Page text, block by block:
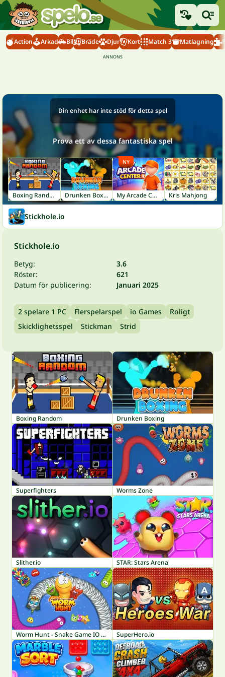
Action Arkad Bil Bräde Djur Kort Match 3 Matlagning
Din enhet har inte stöd för detta spel
Prova ett av dessa fantastiska spel
Boxing Random Drunken Boxing My Arcade Center 2
NY
Kris Mahjong
Stickhole.io
Stickhole.io
Betyg:
3.6
Röster:
621
Datum för publicering:
Januari 2025
2 spelare 1 PC Flerspelarspel io Games
Roligt
Skicklighetsspel
Stickman Strid
Boxing Random Drunken Boxing
Superfighters Worms Zone
Slither.io STAR: Stars Arena
Worm Hunt - Snake Game IO Zone SuperHero.io